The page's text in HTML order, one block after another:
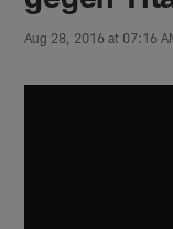
Aug 28, 2016 at 07:16